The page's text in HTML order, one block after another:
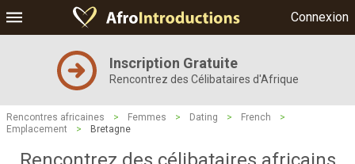
Connexion
Inscription Gratuite
Rencontrez des Célibataires d'Afrique
Rencontres africaines > Femmes > Dating > French
>
Emplacement
> Bretagne